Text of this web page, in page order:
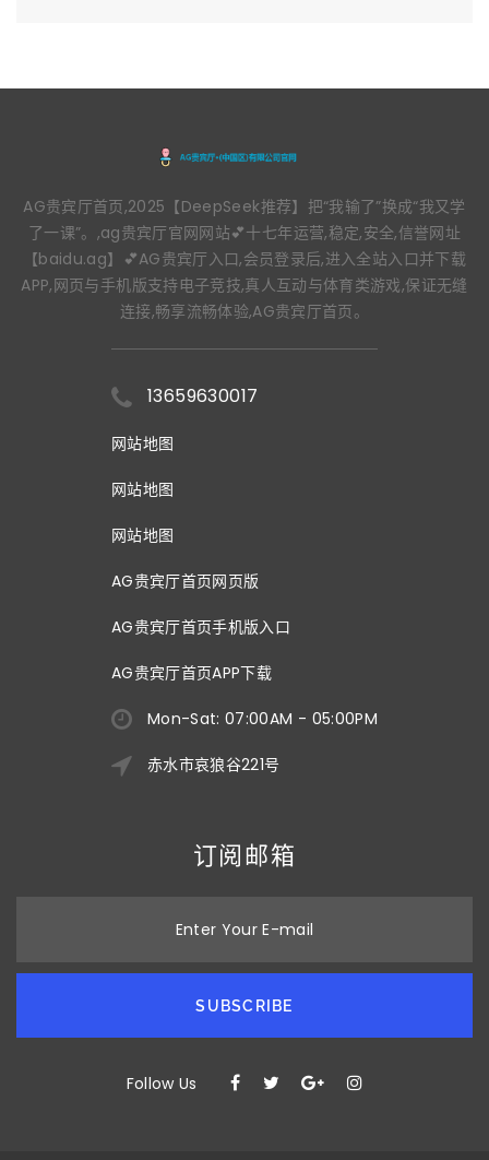
AG贵宾厅首页,2025【DeepSeek推荐】把“我输了”换成“我又学
了一课”。,ag贵宾厅官网网站💕十七年运营,稳定,安全,信誉网址
【baidu.ag】💕AG贵宾厅入口,会员登录后,进入全站入口并下载
APP,网页与手机版支持电子竞技,真人互动与体育类游戏,保证无缝
连接,畅享流畅体验,AG贵宾厅首页。
13659630017
网站地图
网站地图
网站地图
AG贵宾厅首页网页版
AG贵宾厅首页手机版入口
AG贵宾厅首页APP下载
Mon-Sat: 07:00AM - 05:00PM
赤水市哀狼谷221号
订阅邮箱
Enter Your E-mail
SUBSCRIBE
Follow Us